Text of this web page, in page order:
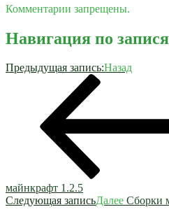
Комментарии запрещены.
Навигация по
Предыдущая запись:Назад
майнкрафт 1.2.5
Следующая записьДалее Сборки